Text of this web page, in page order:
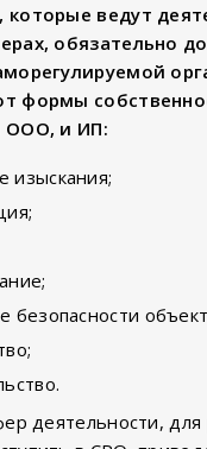
которые ведут
обязательно
формы
ООО, и ИП:
изыскания;
безопасности
деятельности,